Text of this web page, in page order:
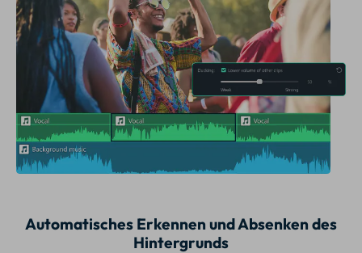
Automatisches Erkennen und Absenken des
Hintergrunds